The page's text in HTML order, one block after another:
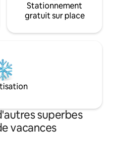
Stationnement
gratuit sur place
superbes
vacances